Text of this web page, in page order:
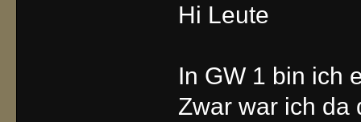
Hi Leute
In GW 1 bin ich
Zwar war ich da